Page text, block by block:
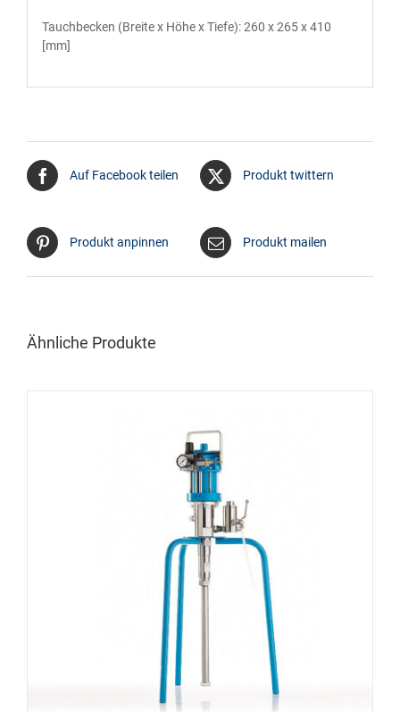
Tauch­be­cken (Brei­te x Höhe x Tie­fe): 260 x 265 x 410
[mm]
Auf Facebook teilen Produkt twittern
Produkt anpinnen Produkt mailen
Ähnliche Produkte